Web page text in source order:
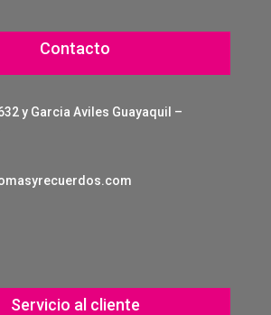
Contacto
y Garcia Aviles Guayaquil –
Servicio al cliente